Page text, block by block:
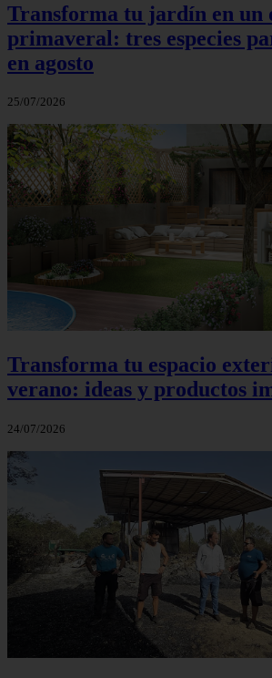
Transforma tu jardín en un
primaveral: tres especies
en agosto
25/07/2026
Transforma tu espacio
verano: ideas y productos
24/07/2026